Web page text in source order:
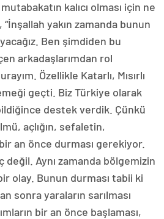
kalıcı olması için ne
yakın zamanda bunun
Ben şimdiden bu
arkadaşlarımdan rol
Özellikle Katarlı, Mısırlı
geçti. Biz Türkiye olarak
destek verdik. Çünkü
açlığın, sefaletin,
bir an önce durması gerekiyor.
değil. Aynı zamanda bölgemizin
olay. Bunun durması tabii ki
sonra yaraların sarılması
bir an önce başlaması,